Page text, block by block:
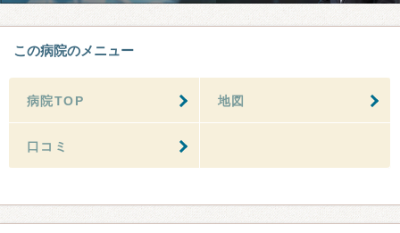
この病院のメニュー
病院TOP 地図
口コミ